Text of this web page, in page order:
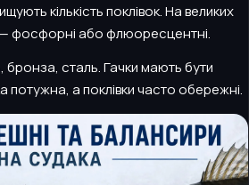
кількість поклівок. На великих
— фосфорні або флюоресцентні.
бронза, сталь. Гачки мають бути
а поклівки часто обережні.